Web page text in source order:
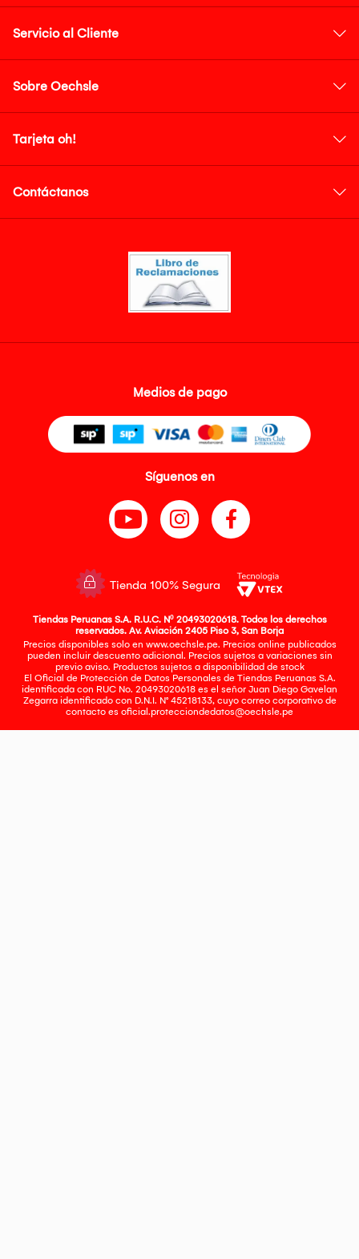
Servicio al Cliente
Sobre Oechsle
Tarjeta oh!
Contáctanos
Medios de pago
Síguenos en
Tienda 100% Segura
Tiendas Peruanas S.A. R.U.C. Nº 20493020618. Todos los derechos
reservados. Av. Aviación 2405 Piso 3, San Borja
Precios disponibles solo en www.oechsle.pe. Precios online publicados
pueden incluir descuento adicional. Precios sujetos a variaciones sin
previo aviso. Productos sujetos a disponibilidad de stock
El Oficial de Protección de Datos Personales de Tiendas Peruanas S.A.
identificada con RUC No. 20493020618 es el señor Juan Diego Gavelan
Zegarra identificado con D.N.I. N° 45218133, cuyo correo corporativo de
contacto es oficial.protecciondedatos@oechsle.pe